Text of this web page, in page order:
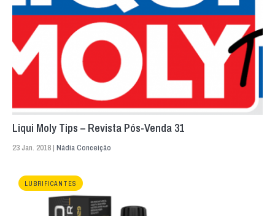
Liqui Moly Tips – Revista Pós-Venda 31
23 Jan. 2018 | Nádia Conceição
LUBRIFICANTES